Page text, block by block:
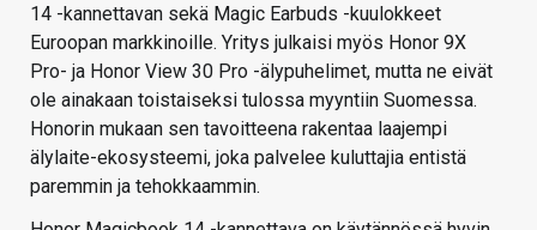
14 -kannettavan sekä Magic Earbuds -kuulokkeet
Euroopan markkinoille. Yritys julkaisi myös Honor 9X
Pro- ja Honor View 30 Pro -älypuhelimet, mutta ne eivät
ole ainakaan toistaiseksi tulossa myyntiin Suomessa.
Honorin mukaan sen tavoitteena rakentaa laajempi
älylaite-ekosysteemi, joka palvelee kuluttajia entistä
paremmin ja tehokkaammin.